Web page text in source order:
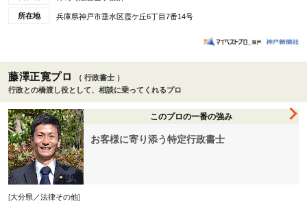
所在地 兵庫県神戸市垂水区霞ケ丘6丁目7番14号
藤澤正寛プロ
（ 行政書士 ）
行政との橋渡し役として、相談に乗ってくれるプロ
このプロの一番の強み
お客様に寄り添う特定行政書士
[大分県／法律その他]